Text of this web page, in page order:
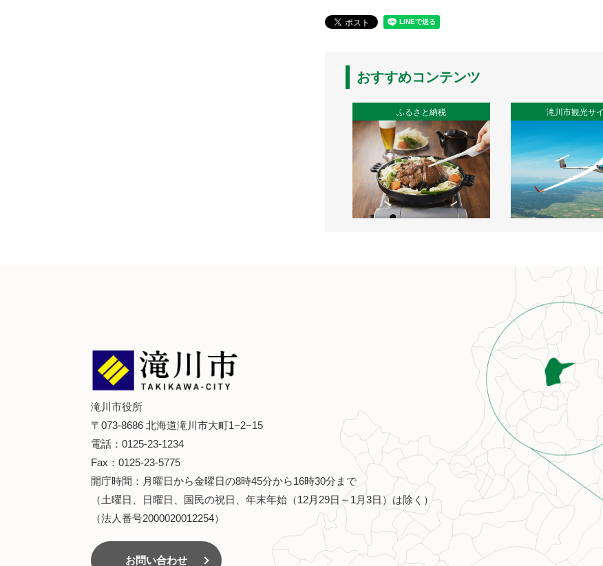
おすすめコンテンツ
ふるさと納税 滝川市観光サ
滝川市役所
〒073-8686 北海道滝川市大町1−2−15
電話：0125-23-1234
Fax：0125-23-5775
開庁時間：月曜日から金曜日の8時45分から16時30分まで
（土曜日、日曜日、国民の祝日、年末年始（12月29日～1月3日）は除く）
（法人番号2000020012254）
お問い合わせ